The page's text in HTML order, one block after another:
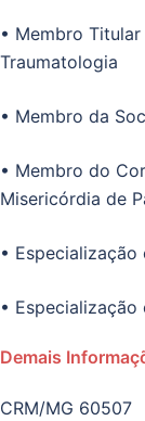
• Membro
Traumatologia
• Membro da
• Membro do
Misericórdia de
•
•
Demais
CRM/MG 60507